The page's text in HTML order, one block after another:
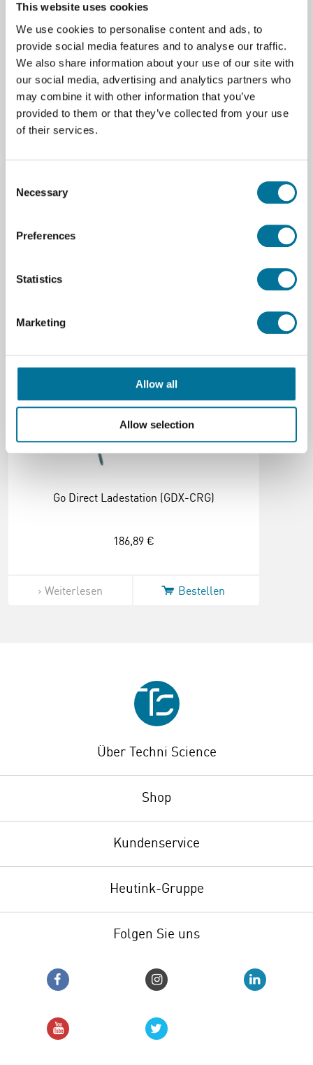
This website uses cookies
We use cookies to personalise content and ads, to
provide social media features and to analyse our traffic.
We also share information about your use of our site with
our social media, advertising and analytics partners who
may combine it with other information that you’ve
provided to them or that they’ve collected from your use
of their services.
Selection
Necessary
Preferences
Statistics
Marketing
Allow all
Allow selection
Beschreibung
Dies ist ein Ersatznetzteil für die Go Direct®-
Ladestation und die LabQuest 2-Ladestation.
Wird mit einem Euro-Stekker geliefert
Spezifikationen
Go Direct Ladestation (GDX-CRG)
186,89 €
Weiterlesen Bestellen
Über Techni Science
Shop
Kundenservice
Heutink-Gruppe
Folgen Sie uns